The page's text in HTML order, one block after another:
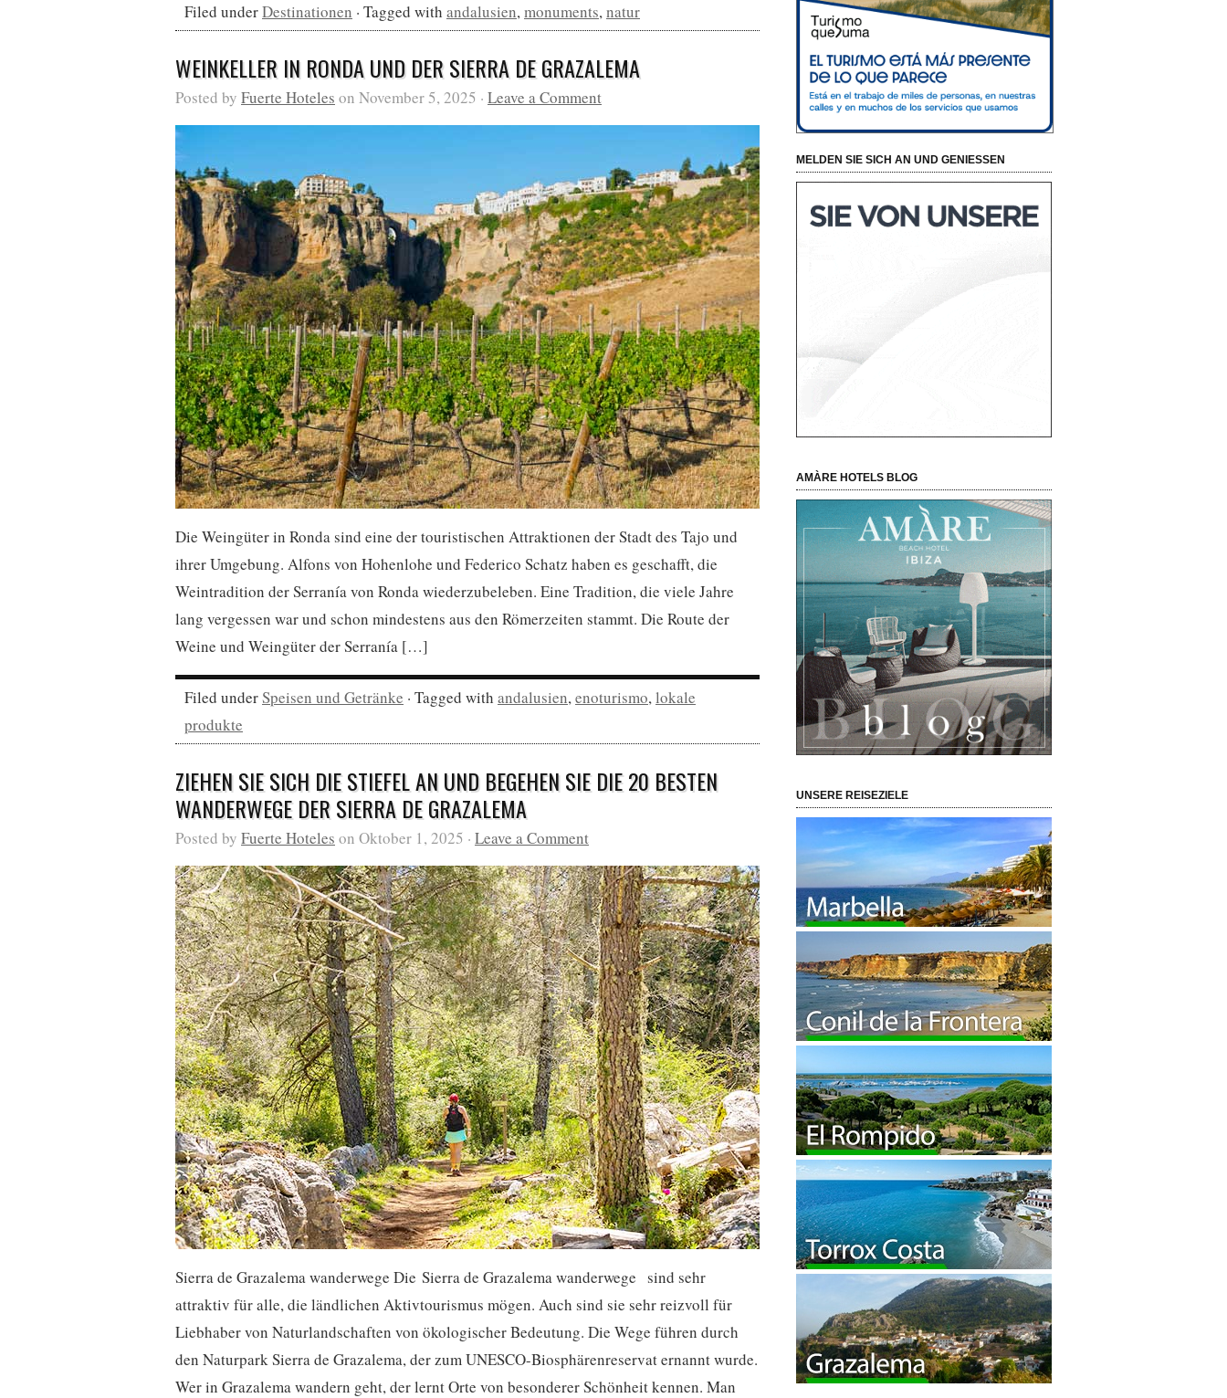
Filed underDestinationen · Tagged with andalusien,monuments,natur
WEINKELLER IN RONDA UND DER SIERRA DE GRAZALEMA
Posted by Fuerte Hoteles on November 5, 2025 · Leave a Comment
Die Weingüter in Ronda sind eine der touristischen Attraktionen der Stadt des Tajo und
ihrer Umgebung. Alfons von Hohenlohe und Federico Schatz haben es geschafft, die
Weintradition der Serranía von Ronda wiederzubeleben. Eine Tradition, die viele Jahre
lang vergessen war und schon mindestens aus den Römerzeiten stammt. Die Route der
Weine und Weingüter der Serranía […]
Filed underSpeisen und Getränke · Tagged with andalusien,enoturismo,lokale
produkte
ZIEHEN SIE SICH DIE STIEFEL AN UND BEGEHEN SIE DIE 20 BESTEN
WANDERWEGE DER SIERRA DE GRAZALEMA
Posted by Fuerte Hoteles on Oktober 1, 2025 · Leave a Comment
Sierra de Grazalema wanderwege Die Sierra de Grazalema wanderwege sind sehr
attraktiv für alle, die ländlichen Aktivtourismus mögen. Auch sind sie sehr reizvoll für
Liebhaber von Naturlandschaften von ökologischer Bedeutung. Die Wege führen durch
den Naturpark Sierra de Grazalema, der zum UNESCO-Biosphärenreservat ernannt wurde.
Wer in Grazalema wandern geht, der lernt Orte von besonderer Schönheit kennen. Man
MELDEN SIE SICH AN UND GENIESSEN
AMÀRE HOTELS BLOG
UNSERE REISEZIELE